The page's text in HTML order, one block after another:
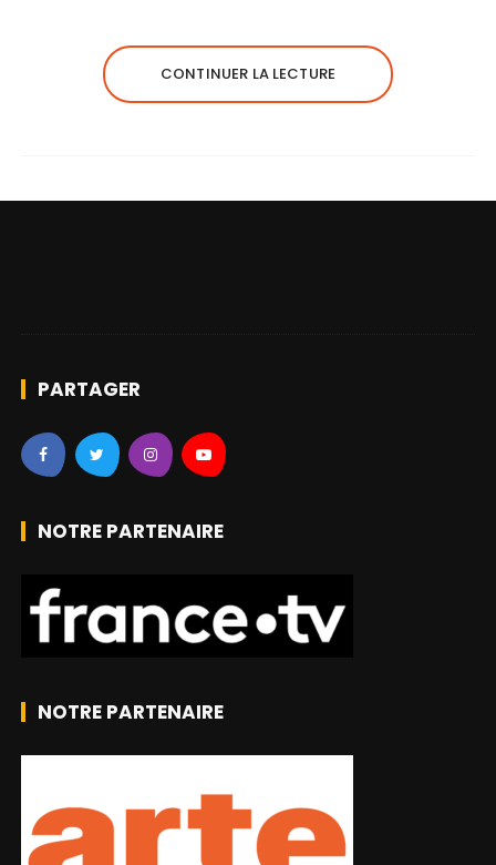
CONTINUER LA LECTURE
PARTAGER
NOTRE PARTENAIRE
NOTRE PARTENAIRE